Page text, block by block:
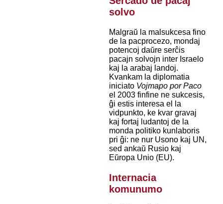
solvo
Malgraŭ la malsukcesa fino
de la pacprocezo, mondaj
potencoj daŭre serĉis
pacajn solvojn inter Israelo
kaj la arabaj landoj.
Kvankam la diplomatia
iniciato Vojmapo por Paco
el 2003 finfine ne sukcesis,
ĝi estis interesa el la
vidpunkto, ke kvar gravaj
kaj fortaj ludantoj de la
monda politiko kunlaboris
pri ĝi: ne nur Usono kaj UN,
sed ankaŭ Rusio kaj
Eŭropa Unio (EU).
Internacia
komunumo